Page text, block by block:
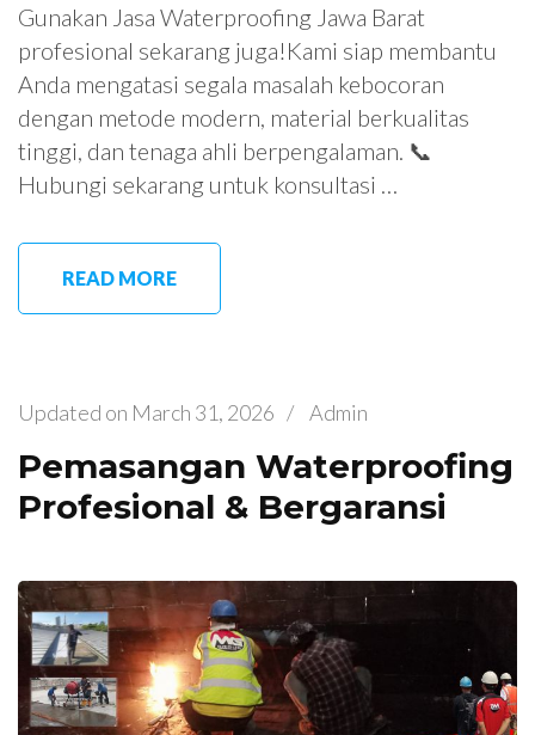
Gunakan Jasa Waterproofing Jawa Barat
profesional sekarang juga!Kami siap membantu
Anda mengatasi segala masalah kebocoran
dengan metode modern, material berkualitas
tinggi, dan tenaga ahli berpengalaman. 📞
Hubungi sekarang untuk konsultasi …
READ MORE
Updated on March 31, 2026 / Admin
Pemasangan Waterproofing
Profesional & Bergaransi